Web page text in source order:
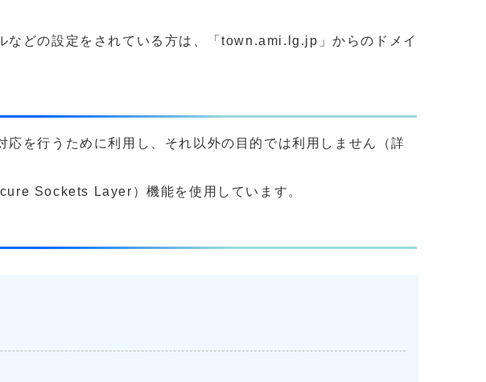
などの設定をされている方は、「town.ami.lg.jp」からのドメイ
を行うために利用し、それ以外の目的では利用しません（詳
Sockets Layer）機能を使用しています。